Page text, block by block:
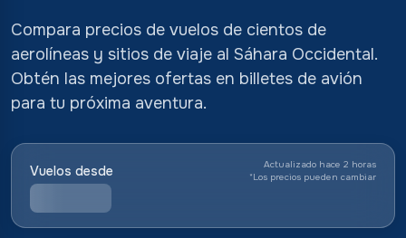
Compara precios de vuelos de cientos de
aerolíneas y sitios de viaje al Sáhara Occidental.
Obtén las mejores ofertas en billetes de avión
para tu próxima aventura.
Vuelos desde
Actualizado hace 2 horas
*Los precios pueden cambiar